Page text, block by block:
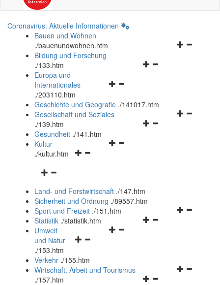
Coronavirus: Aktuelle Informationen
Bauen und Wohnen
./bauenundwohnen.htm
Navigationsmenü
Bildung und Forschung
./133.htm
Navigationsmenü
und
schließen
Europa und
Internationales
./203110.htm
Geschichte und Geografie ./141017.htm
Navigationsmenü
Gesellschaft und Soziales
./139.htm
Navigationsmenü
Gesundheit ./141.htm
Navigationsmenü
Kultur
./kultur.htm
Navigationsmenü
und
schließen
Land- und Forstwirtschaft ./147.htm
Sicherheit und Ordnung ./89557.htm
Navigationsmenü
Sport und Freizeit ./151.htm
Navigationsmenü
Statistik ./statistik.htm
Navigationsmenü
und
schließen
Umwelt
und Natur
./153.htm
Verkehr ./155.htm
Navigationsmenü
Wirtschaft, Arbeit und Tourismus
./157.htm